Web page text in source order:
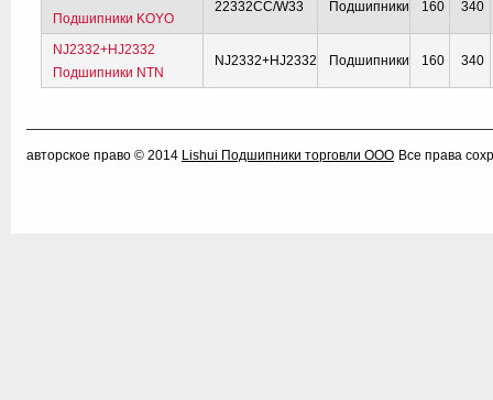
Подшипники KOYO
22332CC/W33 Подшипники 160 340
NJ2332+HJ2332
Подшипники NTN
NJ2332+HJ2332 Подшипники 160 340
авторское право © 2014 Lishui Подшипники торговли ООО Все права